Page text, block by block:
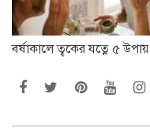
বর্ষাকালে ত্বকের যত্নে ৫ উপায়